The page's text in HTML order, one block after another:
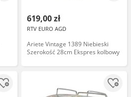
619,00 zł
RTV EURO AGD
Ariete Vintage 1389 Niebieski
Szerokość 28cm Ekspres kolbowy